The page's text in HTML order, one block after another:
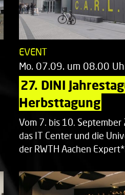
EVENT
Mo. 07.09. um 08.00
27. DINI
Herbsttagung
Vom 7. bis 10.
das IT Center und die
der RWTH Aachen